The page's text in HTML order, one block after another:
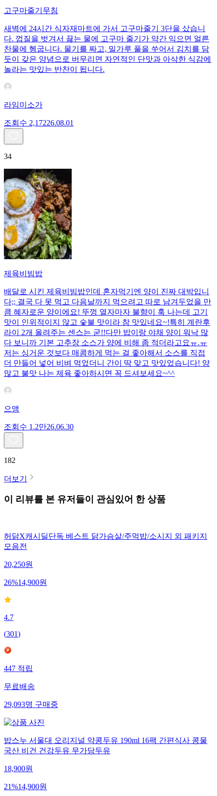
고구마줄기무침
새벽에 24시간 식자재마트에 가서 고구마줄기 3단을 샀습니
다. 껍질을 벗겨서 끓는 물에 고구마 줄기가 약간 익으면 얼른
찬물에 헹굽니다. 물기를 짜고, 밀가루 풀을 쑤어서 김치를 담
듯이 갖은 양념으로 버무리면 자연적인 단맛과 아삭한 식감에
놀라는 맛있는 반찬이 됩니다.
라임미소가
조회수 2,17226.08.01
34
제육비빔밥
배달로 시킨 제육비빔밥인데 혼자먹기엔 양이 진짜 대박입니
다;; 결국 다 못 먹고 다음날까지 먹으려고 따로 남겨두었을 만
큼 혜자로운 양이에요! 뚜껑 열자마자 불향이 훅 나는데 고기
맛이 인위적이지 않고 숯불 맛이라 참 맛있네요~!특히 계란후
라이 2개 올려주는 센스는 굳!! ​다만 밥이랑 야채 양이 워낙 많
다 보니까 기본 고추장 소스가 양에 비해 좀 적더라고요ㅠ.ㅠ
저는 싱거운 것보다 매콤하게 먹는 걸 좋아해서 소스를 직접
더 만들어 넣어 비벼 먹었더니 간이 딱 맞고 맛있었습니다! 양
많고 불맛 나는 제육 좋아하시면 꼭 드셔보세요~^^
으앵
조회수 1.2만26.06.30
182
더보기
이 리뷰를 본 유저들이 관심있어 한 상품
허닭X캐시딜단독 베스트 닭가슴살/주먹밥/소시지 외 패키지
모음전
20,250원
26%14,900원
4.7
(301)
447적립
무료배송
29,093명구매중
밥스누 서울대 오리지널 약콩두유 190ml 16팩 간편식사 콩물
국산 비건 건강두유 무가당두유
18,900원
21%14,900원